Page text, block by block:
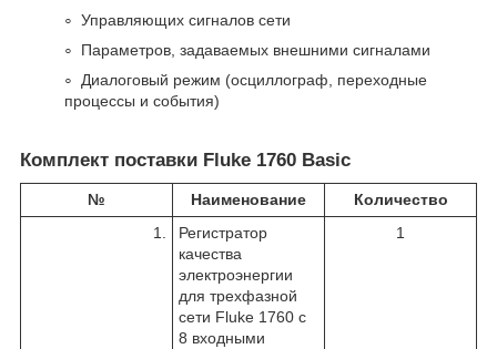
Управляющих сигналов сети
Параметров, задаваемых внешними сигналами
Диалоговый режим (осциллограф, переходные
процессы и события)
Комплект поставки Fluke 1760 Basic
№ Наименование
Количество
1.
Регистратор
качества
электроэнергии
для трехфазной
сети Fluke 1760 с
8 входными
1